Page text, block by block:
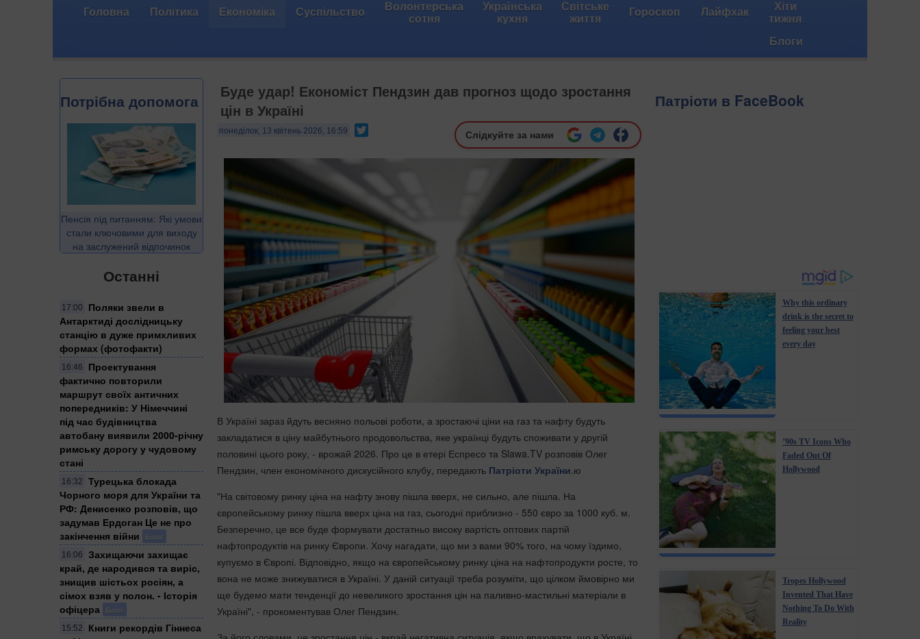
Головна Політика Економіка Суспільство Волонтерська
сотня
Українська
кухня
Світське
життя Гороскоп Лайфхак Хіти
тижня
Блоги
Потрібна допомога
Пенсія під питанням: Які умови
стали ключовими для виходу
на заслужений відпочинок
Останні
17:00
Поляки звели в
Антарктиді дослідницьку
станцію в дуже примхливих
формах (фотофакти)
16:46
Проектування
фактично повторили
маршрут своїх античних
попередників: У Німеччині
під час будівництва
автобану виявили 2000-річну
римську дорогу у чудовому
стані
16:32
Турецька блокада
Чорного моря для України та
РФ: Денисенко розповів, що
задумав Ердоган Це не про
закінчення війни
Блог
16:06
Захищаючи захищає
край, де народився та виріс,
знищив шістьох росіян, а
сімох взяв у полон. - Історія
офіцера
Блог
15:52
Книги рекордів Гіннеса
Буде удар! Економіст Пендзин дав прогноз щодо зростання
цін в Україні
понеділок, 13 квітень 2026, 16:59 Слідкуйте за нами
В Україні зараз йдуть весняно польові роботи, а зростаючі ціни на газ та нафту будуть
закладатися в ціну майбутнього продовольства, яке українці будуть споживати у другій
половині цього року, - врожай 2026. Про це в етері Еспресо та Slawa.TV розповів Олег
Пендзин, член економічного дискусійного клубу, передають Патріоти України.ю
"На світовому ринку ціна на нафту знову пішла вверх, не сильно, але пішла. На
європейському ринку пішла вверх ціна на газ, сьогодні приблизно - 550 євро за 1000 куб. м.
Безперечно, це все буде формувати достатньо високу вартість оптових партій
нафтопродуктів на ринку Європи. Хочу нагадати, що ми з вами 90% того, на чому їздимо,
купуємо в Європі. Відповідно, якщо на європейському ринку ціна на нафтопродукти росте, то
вона не може знижуватися в Україні. У даній ситуації треба розуміти, що цілком ймовірно ми
ще будемо мати тенденції до невеликого зростання цін на паливно-мастильні матеріали в
Україні", - прокоментував Олег Пендзин.
Патріоти в FaceBook
Why this ordinary
drink is the secret to
feeling your best
every day
’90s TV Icons Who
Faded Out Of
Hollywood
Tropes Hollywood
Invented That Have
Nothing To Do With
Reality